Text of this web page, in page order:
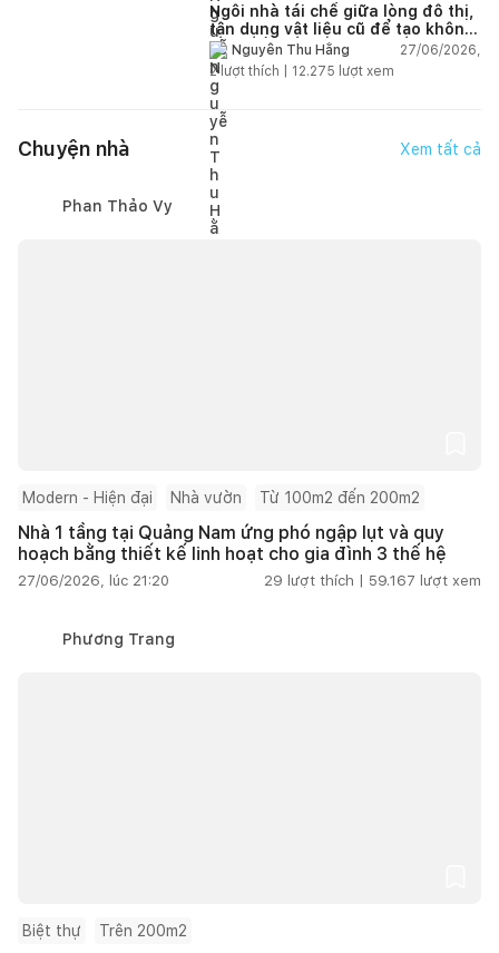
Ngôi nhà tái chế giữa lòng đô thị,
tận dụng vật liệu cũ để tạo không
gian sống linh hoạt
Nguyễn Thu Hằng
27/06/2026,
2lượt thích | 12.275 lượt xem
Chuyện nhà Xem tất cả
Phan Thảo Vy
Modern - Hiện đại Nhà vườn Từ 100m2 đến 200m2
Nhà 1 tầng tại Quảng Nam ứng phó ngập lụt và quy
hoạch bằng thiết kế linh hoạt cho gia đình 3 thế hệ
27/06/2026, lúc 21:20 29 lượt thích | 59.167 lượt xem
Phương Trang
Biệt thự Trên 200m2